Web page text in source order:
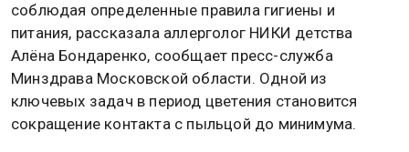
соблюдая определенные правила гигиены и
питания, рассказала аллерголог НИКИ детства
Алёна Бондаренко, сообщает пресс-служба
Минздрава Московской области. Одной из
ключевых задач в период цветения становится
сокращение контакта с пыльцой до минимума.